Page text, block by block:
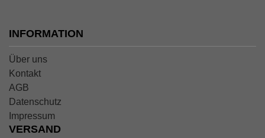
INFORMATION
Über uns
Kontakt
AGB
Datenschutz
Impressum
VERSAND